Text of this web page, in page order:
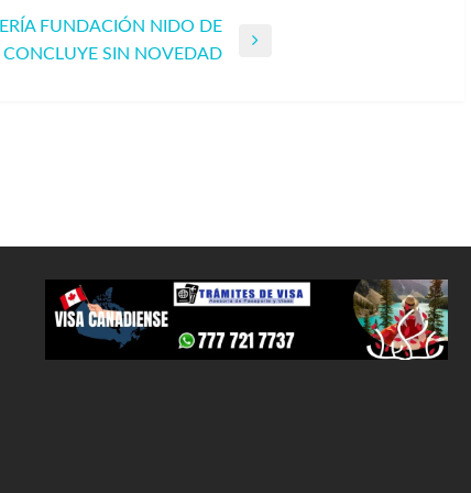
FUNDACIÓN NIDO DE
SIN NOVEDAD